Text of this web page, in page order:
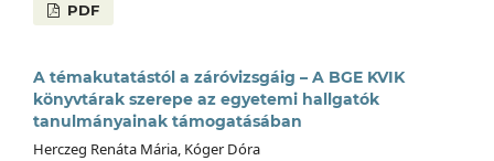
PDF
A témakutatástól a záróvizsgáig – A BGE KVIK
könyvtárak szerepe az egyetemi hallgatók
tanulmányainak támogatásában
Herczeg Renáta Mária, Kóger Dóra